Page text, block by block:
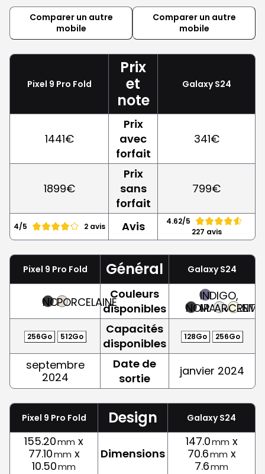
Comparer un autre
mobile
Comparer un autre
mobile
Pixel 9 Pro Fold
Prix
et
note
Galaxy S24
1441€
Prix
avec
forfait
341€
1899€
Prix
sans
forfait
799€
4/5 2 avis Avis
4.62/5
227 avis
Pixel 9 Pro Fold Général Galaxy S24
NOIRPORCELAINE
Couleurs
disponibles
NOIR
INDIGO,
MAUVE
ARGENT
CREME
256Go 512Go
Capacités
disponibles
128Go 256Go
septembre
2024
Date de
sortie
janvier 2024
Pixel 9 Pro Fold Design Galaxy S24
155.20mm x
77.10mm x
10.50mm
Dimensions
147.0mm x
70.6mm x
7.6mm